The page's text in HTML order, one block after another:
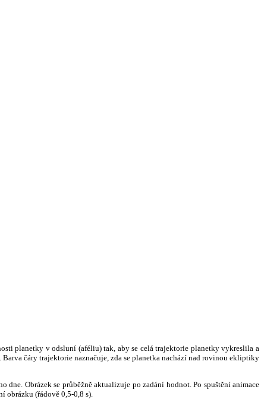
planetky v odsluní (aféliu) tak, aby se celá trajektorie planetky vykreslila a
čáry trajektorie naznačuje, zda se planetka nachází nad rovinou ekliptiky
Obrázek se průběžně aktualizuje po zadání hodnot. Po spuštění animace
obrázku (řádově 0,5-0,8 s).